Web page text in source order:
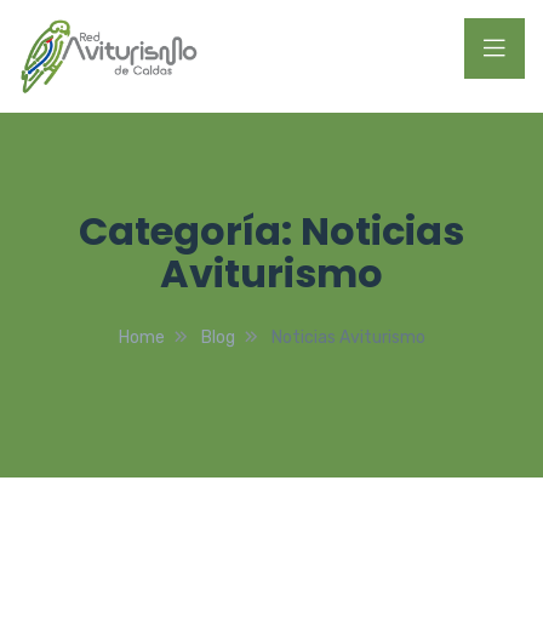
Categoría: Noticias
Aviturismo
Home Blog Noticias Aviturismo